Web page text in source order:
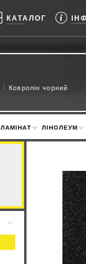
КАТАЛОГ
Ковролін чорний
ЛАМІНАТ ЛІНОЛЕУМ